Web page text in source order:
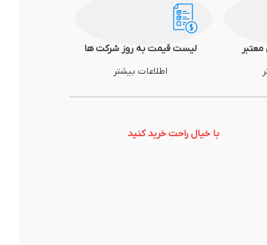
لیست قیمت به روز شرکت ها
اطلاعات بیشتر
با خیال راحت خرید کنید